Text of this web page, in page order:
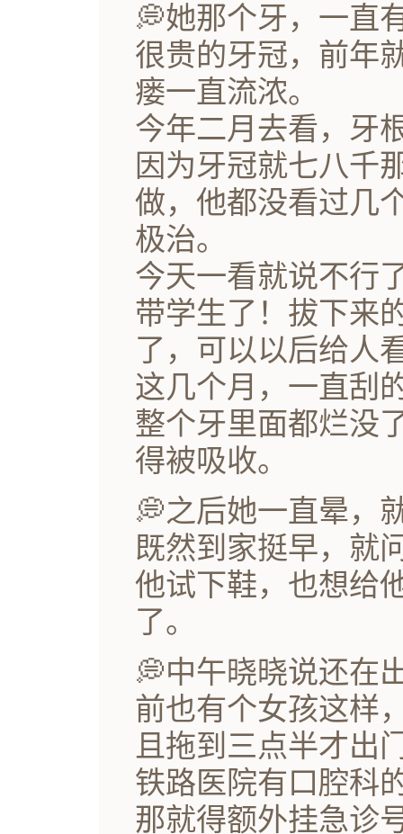
💭她那个牙，一直
很贵的牙冠，前年
瘘一直流浓。
今年二月去看，牙
因为牙冠就七八千
做，他都没看过几
极治。
今天一看就说不行
带学生了！拔下来
了，可以以后给人
这几个月，一直刮
整个牙里面都烂没
得被吸收。
💭之后她一直晕，
既然到家挺早，就
他试下鞋，也想给
了。
💭中午晓晓说还在
前也有个女孩这样
且拖到三点半才出
铁路医院有口腔科
那就得额外挂急诊